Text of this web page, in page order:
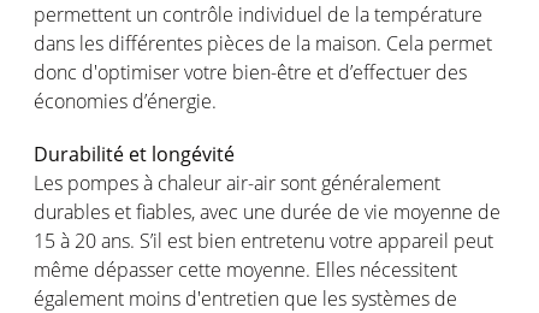
permettent un contrôle individuel de la température
dans les différentes pièces de la maison. Cela permet
donc d'optimiser votre bien-être et d’effectuer des
économies d’énergie.
Durabilité et longévité
Les pompes à chaleur air-air sont généralement
durables et fiables, avec une durée de vie moyenne de
15 à 20 ans. S’il est bien entretenu votre appareil peut
même dépasser cette moyenne. Elles nécessitent
également moins d'entretien que les systèmes de